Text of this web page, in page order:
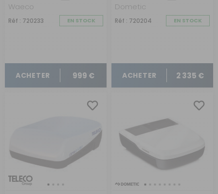
Waeco
Réf : 720233 EN STOCK
ACHETER 999 €
Dometic
Réf : 720204 EN STOCK
ACHETER 2 335 €